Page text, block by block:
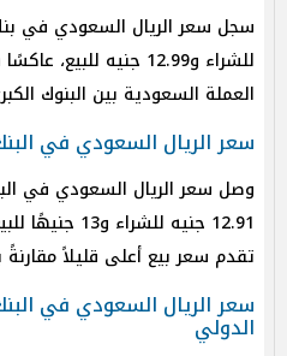
للشراء و12.99 جنيه
العملة السعودية بين البنوك
سعر الريال السعودي في
وصل سعر الريال السعودي في
12.91 جنيه
تقدم سعر بيع أعلى قليلاً مقارنةً
سعر الريال السعودي في
الدولي